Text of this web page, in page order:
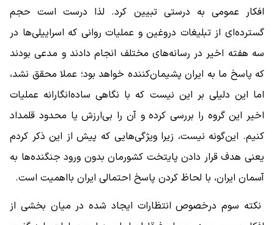
افکار عمومی به درستی تبیین کرد. لذا درست است حجم
گسترده‌ای از تبلیغات دروغین و عملیات روانی که اسراییلی‌ها در
سه هفته اخیر در رسانه‌های مختلف انجام دادند و مدعی بودند
که پاسخ ما به ایران پشیمان‌کننده خواهد بود؛ عملا محقق نشد،
اما این دلیلی بر این نیست که با نگاهی ساده‌انگارانه عملیات
اخیر این گروه را بررسی کرده و آن را بی‌‌ارزش یا محدود قلمداد
کنیم. این‌گونه نیست، زیرا ویژگی‌هایی که پیش از این ذکر کردم
یعنی هدف قرار دادن پایتخت کشورمان بدون ورود جنگنده‌ها به
آسمان ایران، با لحاظ کردن پاسخ احتمالی ایران بااهمیت است.
نکته سوم درخصوص انتظارات ایجاد شده در میان بخشی از